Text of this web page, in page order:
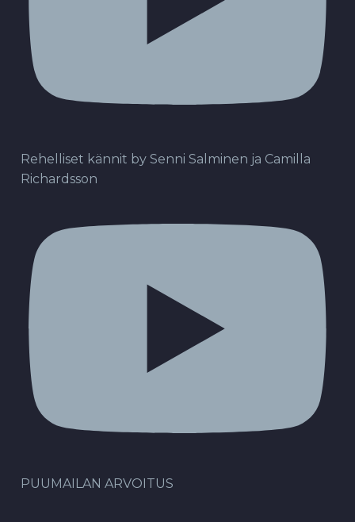
Rehelliset kännit by Senni Salminen ja Camilla
Richardsson
PUUMAILAN ARVOITUS